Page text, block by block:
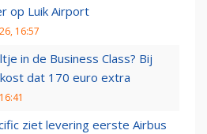
op Luik Airport
16:57
in de Business Class? Bij
dat 170 euro extra
ziet levering eerste Airbus